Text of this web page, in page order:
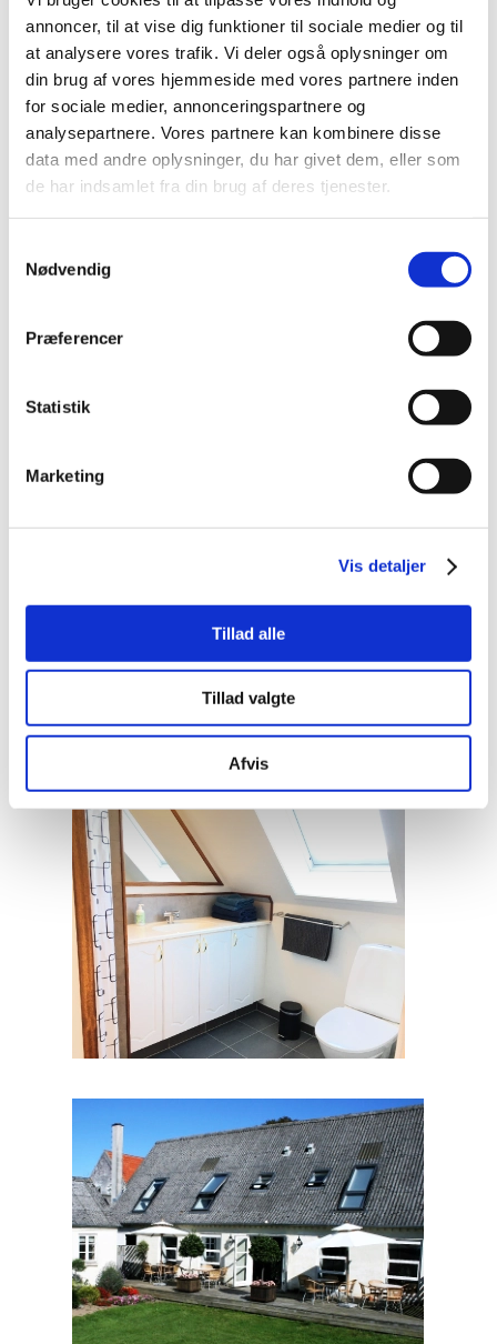
annoncer, til at vise dig funktioner til sociale medier og til
at analysere vores trafik. Vi deler også oplysninger om
din brug af vores hjemmeside med vores partnere inden
for sociale medier, annonceringspartnere og
analysepartnere. Vores partnere kan kombinere disse
data med andre oplysninger, du har givet dem, eller som
de har indsamlet fra din brug af deres tjenester.
Nødvendig
Præferencer
Statistik
Marketing
Vis detaljer
Tillad alle
Tillad valgte
Afvis
mail
– hvis du vil reservere et værelse eller bare har
et spørgsmål.
klik her for mail